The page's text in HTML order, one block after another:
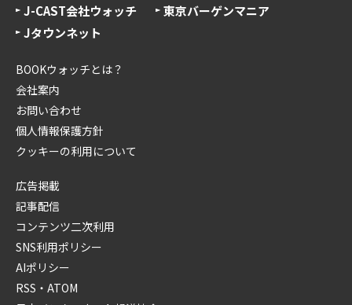
J-CAST会社ウォッチ
東京バーゲンマニア
Jタウンネット
BOOKウォッチとは？
会社案内
お問い合わせ
個人情報保護方針
クッキーの利用について
広告掲載
記事配信
コンテンツ二次利用
SNS利用ポリシー
AIポリシー
RSS・ATOM